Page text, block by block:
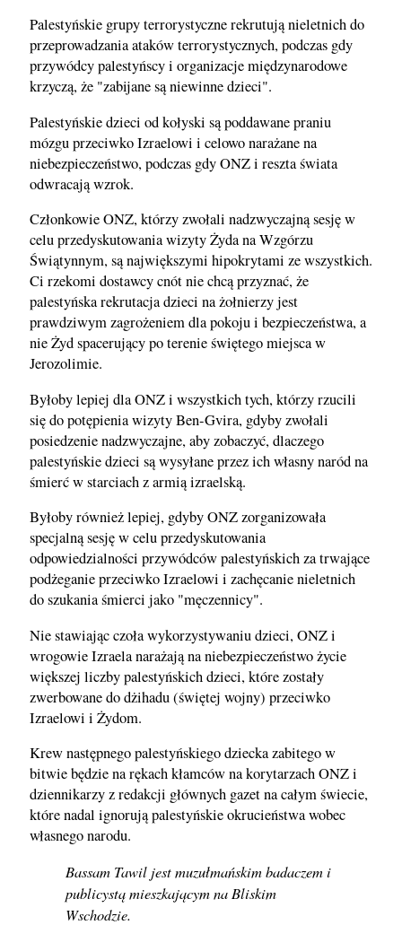
Palestyńskie grupy terrorystyczne rekrutują nieletnich do
przeprowadzania ataków terrorystycznych, podczas gdy
przywódcy palestyńscy i organizacje międzynarodowe
krzyczą, że "zabijane są niewinne dzieci".
Palestyńskie dzieci od kołyski są poddawane praniu
mózgu przeciwko Izraelowi i celowo narażane na
niebezpieczeństwo, podczas gdy ONZ i reszta świata
odwracają wzrok.
Członkowie ONZ, którzy zwołali nadzwyczajną sesję w
celu przedyskutowania wizyty Żyda na Wzgórzu
Świątynnym, są największymi hipokrytami ze wszystkich.
Ci rzekomi dostawcy cnót nie chcą przyznać, że
palestyńska rekrutacja dzieci na żołnierzy jest
prawdziwym zagrożeniem dla pokoju i bezpieczeństwa, a
nie Żyd spacerujący po terenie świętego miejsca w
Jerozolimie.
Byłoby lepiej dla ONZ i wszystkich tych, którzy rzucili
się do potępienia wizyty Ben-Gvira, gdyby zwołali
posiedzenie nadzwyczajne, aby zobaczyć, dlaczego
palestyńskie dzieci są wysyłane przez ich własny naród na
śmierć w starciach z armią izraelską.
Byłoby również lepiej, gdyby ONZ zorganizowała
specjalną sesję w celu przedyskutowania
odpowiedzialności przywódców palestyńskich za trwające
podżeganie przeciwko Izraelowi i zachęcanie nieletnich
do szukania śmierci jako "męczennicy".
Nie stawiając czoła wykorzystywaniu dzieci, ONZ i
wrogowie Izraela narażają na niebezpieczeństwo życie
większej liczby palestyńskich dzieci, które zostały
zwerbowane do dżihadu (świętej wojny) przeciwko
Izraelowi i Żydom.
Krew następnego palestyńskiego dziecka zabitego w
bitwie będzie na rękach kłamców na korytarzach ONZ i
dziennikarzy z redakcji głównych gazet na całym świecie,
które nadal ignorują palestyńskie okrucieństwa wobec
własnego narodu.
Bassam Tawil jest muzułmańskim badaczem i
publicystą mieszkającym na Bliskim
Wschodzie.